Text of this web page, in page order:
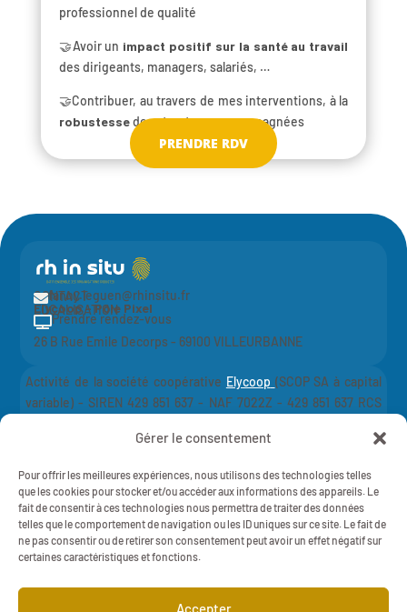
Gérer le consentement
Pour offrir les meilleures expériences, nous utilisons des technologies telles
que les cookies pour stocker et/ou accéder aux informations des appareils. Le
fait de consentir à ces technologies nous permettra de traiter des données
telles que le comportement de navigation ou les ID uniques sur ce site. Le fait de
ne pas consentir ou de retirer son consentement peut avoir un effet négatif sur
certaines caractéristiques et fonctions.
Accepter
professionnel de qualité
🤝Avoir un impact positif sur la santé au travail
des dirigeants, managers, salariés, …
🤝Contribuer, au travers de mes interventions, à la
robustessedes structures accompagnées
PRENDRE RDV
CONTACT
fanny.leguen@rhinsitu.fr
Prendre rendez-vous
LOCALISATION
Elycoop - Pôle Pixel
26 B Rue Emile Decorps - 69100 VILLEURBANNE
Activité de la société coopérative Elycoop (SCOP SA à capital
variable) -SIREN 429 851 637 - NAF 7022Z - 429 851 637 RCS
Politique de Confidentialité
RH IN SITU - 2025 - Tout droits réservés